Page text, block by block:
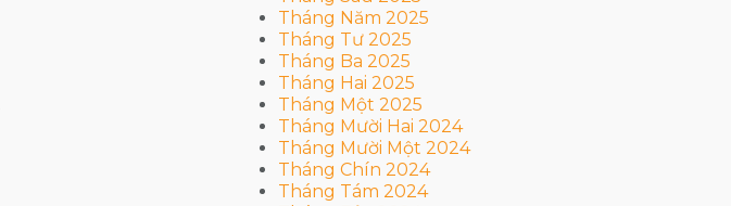
Tháng Năm 2025
Tháng Tư 2025
Tháng Ba 2025
Tháng Hai 2025
Tháng Một 2025
Tháng Mười Hai 2024
Tháng Mười Một 2024
Tháng Chín 2024
Tháng Tám 2024